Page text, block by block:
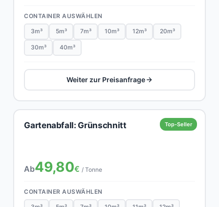
CONTAINER AUSWÄHLEN
3m³ 5m³ 7m³ 10m³ 12m³ 20m³
30m³ 40m³
Weiter zur Preisanfrage
Top-Seller
Gartenabfall: Grünschnitt
Ab49,80€ / Tonne
CONTAINER AUSWÄHLEN